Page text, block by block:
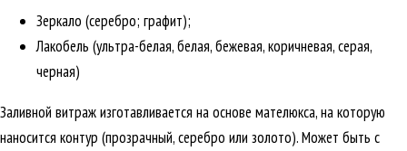
Зеркало (серебро; графит);
Лакобель (ультра-белая, белая, бежевая, коричневая, серая,
черная)
Заливной витраж изготавливается на основе мателюкса, на которую
наносится контур (прозрачный, серебро или золото). Может быть с